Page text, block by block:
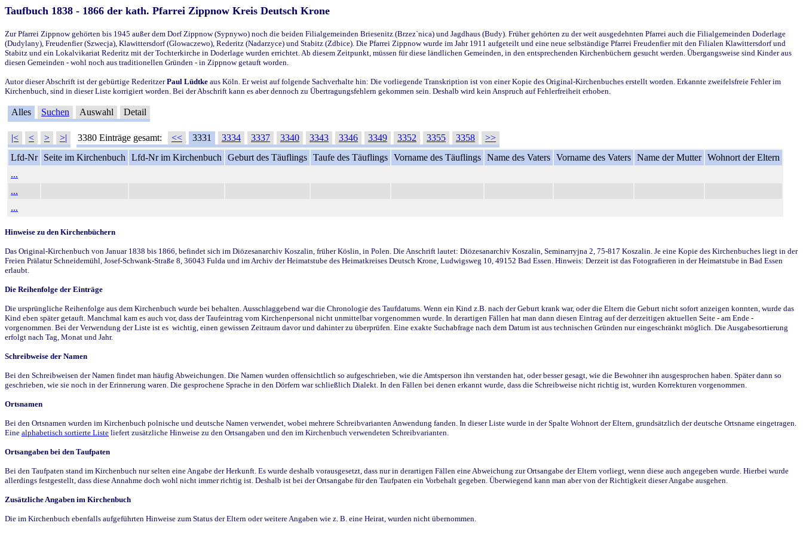
Taufbuch 1838 - 1866 der kath. Pfarrei Zippnow Kreis Deutsch Krone
Zur Pfarrei Zippnow gehörten bis 1945 außer dem Dorf Zippnow (Sypnywo) noch die beiden Filialgemeinden Briesenitz (Brzez`nica) und Jagdhaus (Budy). Früher gehörten zu der weit ausgedehnten Pfarrei auch die Filialgemeinden Doderlage
(Dudylany), Freudenfier (Szwecja), Klawittersdorf (Glowaczewo), Rederitz (Nadarzyce) und Stabitz (Zdbice). Die Pfarrei Zippnow wurde im Jahr 1911 aufgeteilt und eine neue selbständige Pfarrei Freudenfier mit den Filialen Klawittersdorf und
Stabitz und ein Lokalvikariat Rederitz mit der Tochterkirche in Doderlage wurden errichtet. Ab diesem Zeitpunkt, müssen für diese ländlichen Gemeinden, in den entsprechenden Kirchenbüchern gesucht werden. Übergangsweise sind Kinder aus
diesen Gemeinden - wohl noch aus traditionellen Gründen - in Zippnow getauft worden.
Autor dieser Abschrift ist der gebürtige RederitzerPaul Lüdtke aus Köln. Er weist auf folgende Sachverhalte hin: Die vorliegende Transkription ist von einer Kopie des Original-Kirchenbuches erstellt worden. Erkannte zweifelsfreie Fehler im
Kirchenbuch, sind in dieser Liste korrigiert worden. Bei der Abschrift kann es aber dennoch zu Übertragungsfehlern gekommen sein. Deshalb wird kein Anspruch auf Fehlerfreiheit erhoben.
Alles Suchen Auswahl Detail
|< < > >| 3380 Einträge gesamt: << 3331 3334 3337 3340 3343 3346 3349 3352 3355 3358
>>
Lfd-Nr
Seite im Kirchenbuch Lfd-Nr im Kirchenbuch Geburt des Täuflings Taufe des Täuflings Vorname des Täuflings Name des Vaters Vorname des Vaters Name der Mutter Wohnort der Eltern
...
...
...
Hinweise zu den Kirchenbüchern
Das Original-Kirchenbuch von Januar 1838 bis 1866, befindet sich im Diözesanarchiv Koszalin, früher Köslin, in Polen. Die Anschrift lautet: Diözesanarchiv Koszalin, Seminarryjna 2, 75-817 Koszalin. Je eine Kopie des Kirchenbuches liegt in der
Freien Prälatur Schneidemühl, Josef-Schwank-Straße 8, 36043 Fulda und im Archiv der Heimatstube des Heimatkreises Deutsch Krone, Ludwigsweg 10, 49152 Bad Essen. Hinweis: Derzeit ist das Fotografieren in der Heimatstube in Bad Essen
erlaubt.
Die Reihenfolge der Einträge
Die ursprüngliche Reihenfolge aus dem Kirchenbuch wurde bei behalten. Ausschlaggebend war die Chronologie des Taufdatums. Wenn ein Kind z.B. nach der Geburt krank war, oder die Eltern die Geburt nicht sofort anzeigen konnten, wurde das
Kind eben später getauft. Manchmal kam es auch vor, dass der Taufeintrag vom Kirchenpersonal nicht unmittelbar vorgenommen wurde. In derartigen Fällen hat man dann diesen Eintrag auf der derzeitigen aktuellen Seite - am Ende -
vorgenommen. Bei der Verwendung der Liste ist es wichtig, einen gewissen Zeitraum davor und dahinter zu überprüfen. Eine exakte Suchabfrage nach dem Datum ist aus technischen Gründen nur eingeschränkt möglich. Die Ausgabesortierung
erfolgt nach Tag, Monat und Jahr.
Schreibweise der Namen
Bei den Schreibweisen der Namen findet man häufig Abweichungen. Die Namen wurden offensichtlich so aufgeschrieben, wie die Amtsperson ihn verstanden hat, oder besser gesagt, wie die Bewohner ihn ausgesprochen haben. Später dann so
geschrieben, wie sie noch in der Erinnerung waren. Die gesprochene Sprache in den Dörfern war schließlich Dialekt. In den Fällen bei denen erkannt wurde, dass die Schreibweise nicht richtig ist, wurden Korrekturen vorgenommen.
Ortsnamen
Bei den Ortsnamen wurden im Kirchenbuch polnische und deutsche Namen verwendet, wobei mehrere Schreibvarianten Anwendung fanden. In dieser Liste wurde in der Spalte Wohnort der Eltern, grundsätzlich der deutsche Ortsname eingetragen.
Eine alphabetisch sortierte Liste liefert zusätzliche Hinweise zu den Ortsangaben und den im Kirchenbuch verwendeten Schreibvarianten.
Ortsangaben bei den Taufpaten
Bei den Taufpaten stand im Kirchenbuch nur selten eine Angabe der Herkunft. Es wurde deshalb vorausgesetzt, dass nur in derartigen Fällen eine Abweichung zur Ortsangabe der Eltern vorliegt, wenn diese auch angegeben wurde. Hierbei wurde
allerdings festgestellt, dass diese Annahme doch wohl nicht immer richtig ist. Deshalb ist bei der Ortsangabe für den Taufpaten ein Vorbehalt gegeben. Überwiegend kann man aber von der Richtigkeit dieser Angabe ausgehen.
Zusätzliche Angaben im Kirchenbuch
Die im Kirchenbuch ebenfalls aufgeführten Hinweise zum Status der Eltern oder weitere Angaben wie z. B. eine Heirat, wurden nicht übernommen.